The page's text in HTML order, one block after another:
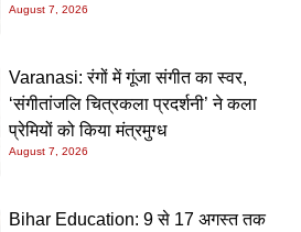
August 7, 2026
Varanasi: रंगों में गूंजा संगीत का स्वर,
‘संगीतांजलि चित्रकला प्रदर्शनी’ ने कला
प्रेमियों को किया मंत्रमुग्ध
August 7, 2026
Bihar Education: 9 से 17 अगस्त तक